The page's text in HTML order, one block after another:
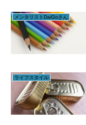
メンタリストDaiGoさん
ライフスタイル